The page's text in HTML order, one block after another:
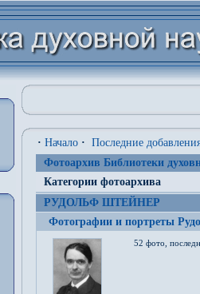
· Начало · Последние
Фотоархив Библиотеки
Категории фотоархива
РУДОЛЬФ ШТЕЙНЕР
Фотографии и портреты
52 фото,